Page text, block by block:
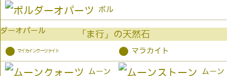
ボル
ダーオパール 「ま行」の天然石
● マイカインクーツァイト ● マラカイト
ムーン ムーン